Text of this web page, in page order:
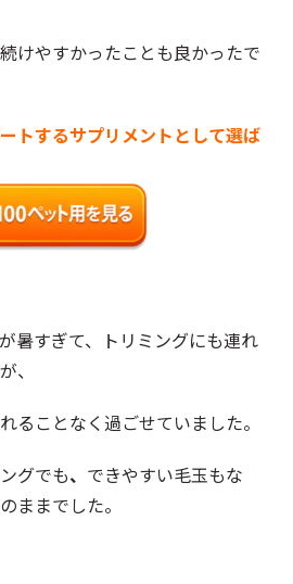
けやすかったことも良かったで
トするサプリメントとして選ば
暑すぎて、トリミングにも連れ
、
ることなく過ごせていました。
グでも、 できやすい毛玉もな
ままでした。